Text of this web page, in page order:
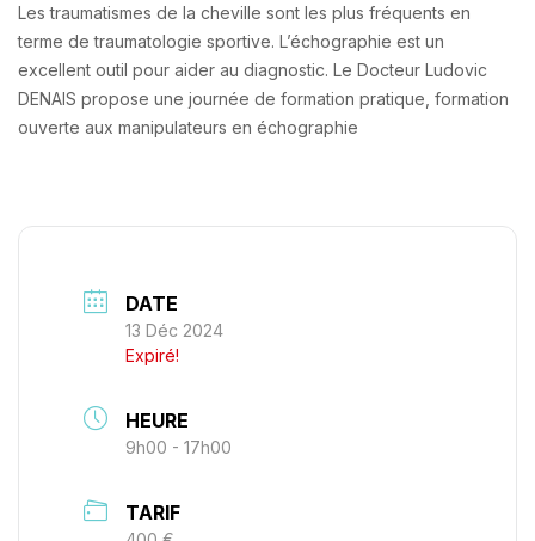
Les traumatismes de la cheville sont les plus fréquents en
terme de traumatologie sportive. L’échographie est un
excellent outil pour aider au diagnostic. Le Docteur Ludovic
DENAIS propose une journée de formation pratique, formation
ouverte aux manipulateurs en échographie
DATE
13 Déc 2024
Expiré!
HEURE
9h00 - 17h00
TARIF